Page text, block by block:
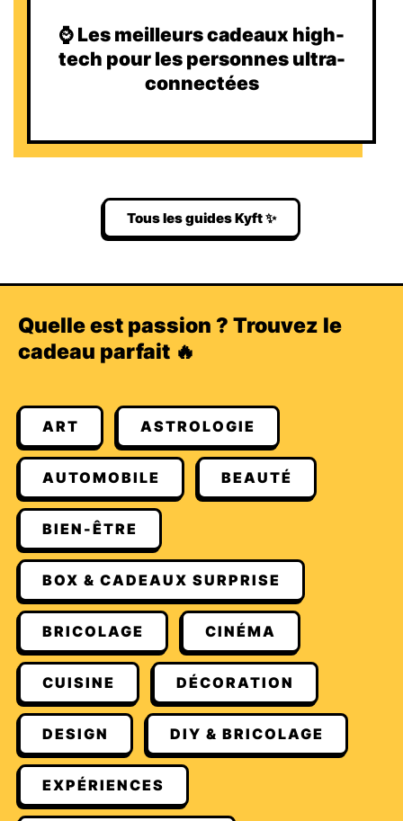
⌚️ Les meilleurs cadeaux high-
tech pour les personnes ultra-
connectées
Tous les guides Kyft ✨
Quelle est passion ? Trouvez le
cadeau parfait 🔥
ART ASTROLOGIE
AUTOMOBILE BEAUTÉ
BIEN-ÊTRE
BOX & CADEAUX SURPRISE
BRICOLAGE CINÉMA
CUISINE DÉCORATION
DESIGN DIY & BRICOLAGE
EXPÉRIENCES